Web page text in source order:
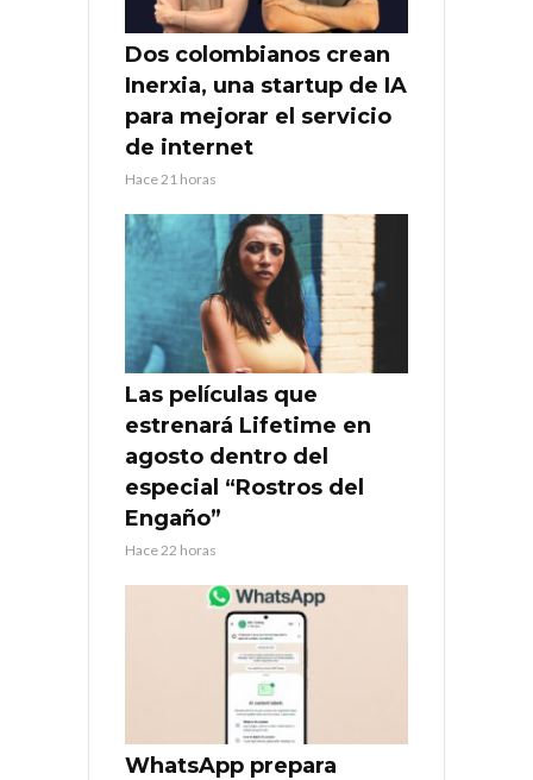
Dos colombianos crean
Inerxia, una startup de IA
para mejorar el servicio
de internet
Hace 21 horas
Las películas que
estrenará Lifetime en
agosto dentro del
especial “Rostros del
Engaño”
Hace 22 horas
WhatsApp prepara